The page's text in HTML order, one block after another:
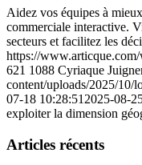
Aidez vos équipes à
commerciale interactive.
secteurs et facilitez les
https://
621 1088 Cyriaque
content/uploads/2025/10/
07-18 10:28:51 2025-08-
exploiter la dimension
Articles récents